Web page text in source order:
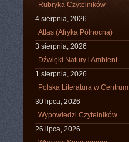
Rubryka Czytelników
4 sierpnia, 2026
Atlas (Afryka Północna)
3 sierpnia, 2026
Dźwięki Natury i Ambient
1 sierpnia, 2026
Polska Literatura w Centrum
30 lipca, 2026
Wypowiedzi Czytelników
26 lipca, 2026